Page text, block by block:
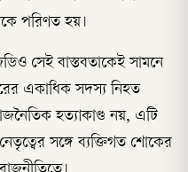
পরিণত হয়।
সেই বাস্তবতাকেই সামনে
একাধিক সদস্য নিহত
হত্যাকাণ্ড নয়, এটি
নেতৃত্বের সঙ্গে ব্যক্তিগত শোকের